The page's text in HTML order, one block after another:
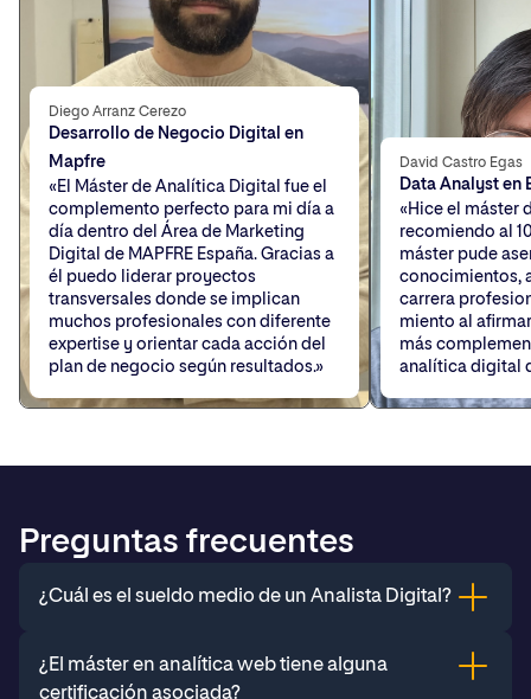
Diego Arranz Cerezo
Desarrollo de Negocio Digital en
Mapfre
«El Máster de Analítica Digital fue el
complemento perfecto para mi día a
día dentro del Área de Marketing
Digital de MAPFRE España. Gracias a
él puedo liderar proyectos
transversales donde se implican
muchos profesionales con diferente
expertise y orientar cada acción del
plan de negocio según resultados.»
David Castro Egas
Data Analyst en
«Hice el máster
recomiendo al
máster pude
conocimientos,
carrera
miento al
más
analítica digital
Preguntas frecuentes
¿Cuál es el sueldo medio de un Analista Digital?
El salario se determina por la formación, experiencia y la
empresa. Según el estudio de LinkedIn Salary, el sueldo
¿El máster en analítica web tiene alguna
certificación asociada?